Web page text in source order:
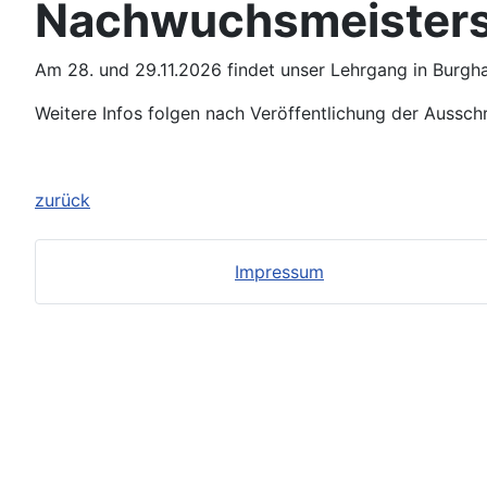
Am 28. und 29.11.2026 findet unser Lehrgang in
Weitere Infos folgen nach Veröffentlichung der
zurück
Impressum